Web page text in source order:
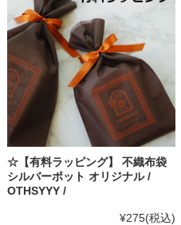
☆【有料ラッピング】 不織布袋
シルバーポット オリジナル /
OTHSYYY /
¥275(税込)